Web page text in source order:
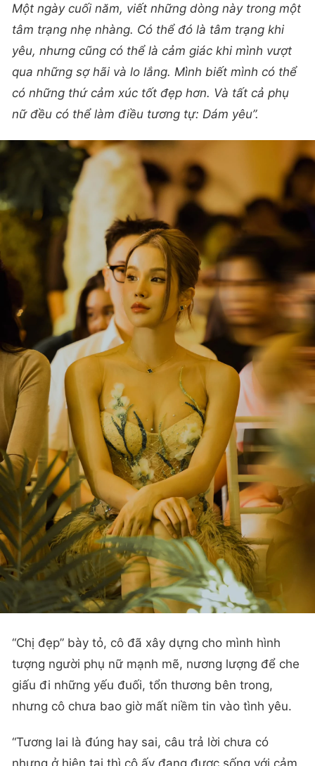
Một ngày cuối năm, viết những dòng này trong một
tâm trạng nhẹ nhàng. Có thể đó là tâm trạng khi
yêu, nhưng cũng có thể là cảm giác khi mình vượt
qua những sợ hãi và lo lắng. Mình biết mình có thể
có những thứ cảm xúc tốt đẹp hơn. Và tất cả phụ
nữ đều có thể làm điều tương tự: Dám yêu”.
“Chị đẹp” bày tỏ, cô đã xây dựng cho mình hình
tượng người phụ nữ mạnh mẽ, nương lượng để che
giấu đi những yếu đuối, tổn thương bên trong,
nhưng cô chưa bao giờ mất niềm tin vào tình yêu.
“Tương lai là đúng hay sai, câu trả lời chưa có
nhưng ở hiện tại thì cô ấy đang được sống với cảm